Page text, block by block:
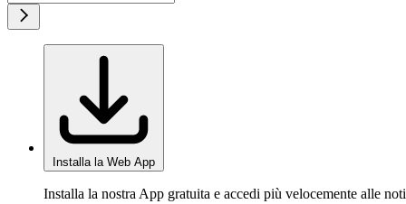
Installa la Web App
Installa la nostra App gratuita e accedi più velocemente alle